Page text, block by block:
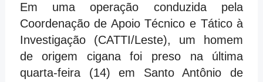
Em uma operação conduzida pela
Coordenação de Apoio Técnico e Tático à
Investigação (CATTI/Leste), um homem
de origem cigana foi preso na última
quarta-feira (14) em Santo Antônio de